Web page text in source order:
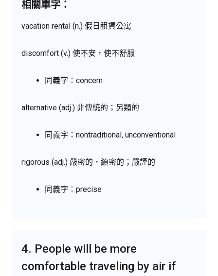
相關單字：
vacation rental (n.) 假日租賃公寓
discomfort (v.) 使不安，使不舒服
同義字：concern
alternative (adj.) 非傳統的；另類的
同義字：nontraditional, unconventional
rigorous (adj.) 嚴密的，縝密的；嚴謹的
同義字：precise
4. People will be more
comfortable traveling by air if